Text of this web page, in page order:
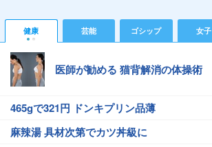
健康 芸能 ゴシップ 女子
医師が勧める 猫背解消の体操術
465gで321円 ドンキプリン品薄
麻辣湯 具材次第でカツ丼級に